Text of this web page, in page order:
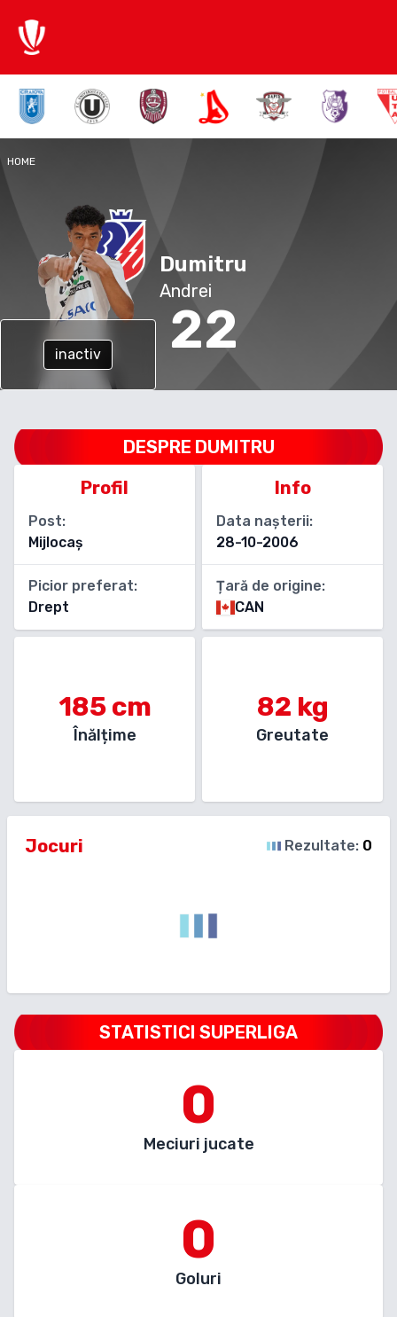
HOME
inactiv 22
Dumitru
Andrei
DESPRE DUMITRU
Profil
Post:
Mijlocaș
Picior preferat:
Drept
Info
Data nașterii:
28-10-2006
Țară de origine:
CAN
185cm
Înălțime
82 kg
Greutate
Jocuri Rezultate: 0
STATISTICI SUPERLIGA
0
Meciuri jucate
0
Goluri